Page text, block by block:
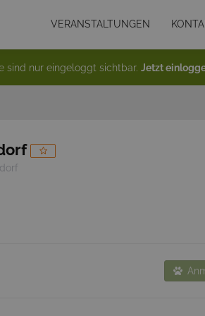
VERANSTALTUNGEN
sind nur eingeloggt sichtbar. Jetzt